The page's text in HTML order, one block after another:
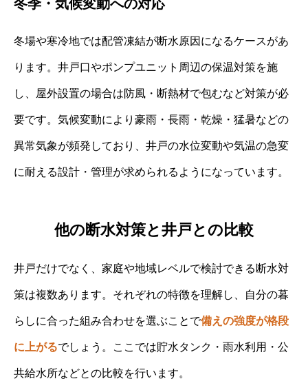
冬季・気候変動への対応
冬場や寒冷地では配管凍結が断水原因になるケースがあ
ります。井戸口やポンプユニット周辺の保温対策を施
し、屋外設置の場合は防風・断熱材で包むなど対策が必
要です。気候変動により豪雨・長雨・乾燥・猛暑などの
異常気象が頻発しており、井戸の水位変動や気温の急変
に耐える設計・管理が求められるようになっています。
他の断水対策と井戸との比較
井戸だけでなく、家庭や地域レベルで検討できる断水対
策は複数あります。それぞれの特徴を理解し、自分の暮
らしに合った組み合わせを選ぶことで備えの強度が格段
に上がるでしょう。ここでは貯水タンク・雨水利用・公
共給水所などとの比較を行います。